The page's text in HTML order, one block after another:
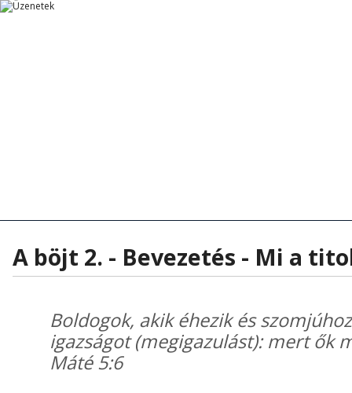
A böjt 2. - Bevezetés - Mi a
Boldogok, akik éhezik és
igazságot (megigazulást): mert ők
Máté 5:6